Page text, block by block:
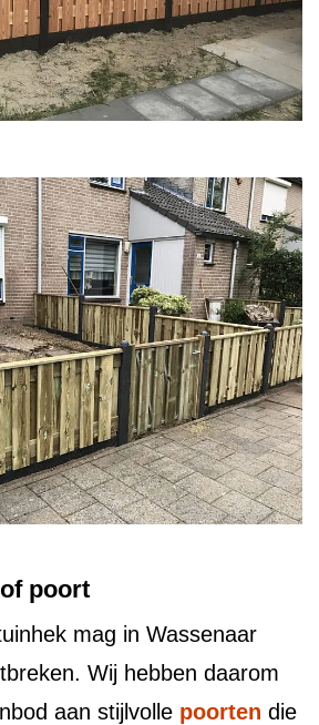
poort
mag in Wassenaar
Wij hebben daarom
aan stijlvolle poorten die